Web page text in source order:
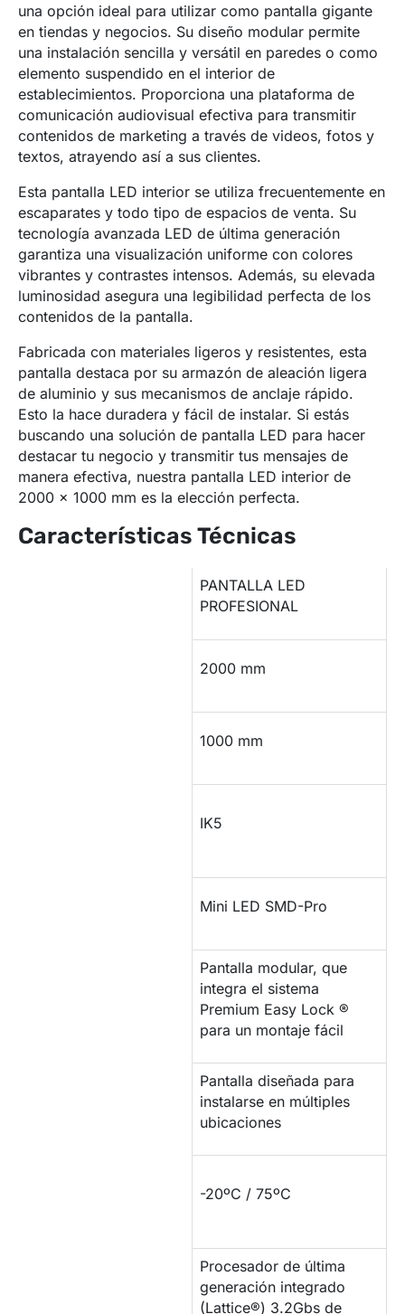
una opción ideal para utilizar como pantalla gigante
en tiendas y negocios. Su diseño modular permite
una instalación sencilla y versátil en paredes o como
elemento suspendido en el interior de
establecimientos. Proporciona una plataforma de
comunicación audiovisual efectiva para transmitir
contenidos de marketing a través de videos, fotos y
textos, atrayendo así a sus clientes.
Esta pantalla LED interior se utiliza frecuentemente en
escaparates y todo tipo de espacios de venta. Su
tecnología avanzada LED de última generación
garantiza una visualización uniforme con colores
vibrantes y contrastes intensos. Además, su elevada
luminosidad asegura una legibilidad perfecta de los
contenidos de la pantalla.
Fabricada con materiales ligeros y resistentes, esta
pantalla destaca por su armazón de aleación ligera
de aluminio y sus mecanismos de anclaje rápido.
Esto la hace duradera y fácil de instalar. Si estás
buscando una solución de pantalla LED para hacer
destacar tu negocio y transmitir tus mensajes de
manera efectiva, nuestra pantalla LED interior de
2000 x 1000 mm es la elección perfecta.
Características Técnicas
PANTALLA LED
PROFESIONAL
2000 mm
1000 mm
IK5
Mini LED SMD-Pro
Pantalla modular, que
integra el sistema
Premium Easy Lock ®
para un montaje fácil
Pantalla diseñada para
instalarse en múltiples
ubicaciones
-20ºC / 75ºC
Procesador de última
generación integrado
(Lattice®) 3.2Gbs de